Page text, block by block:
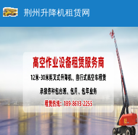
荆州升降机租赁网